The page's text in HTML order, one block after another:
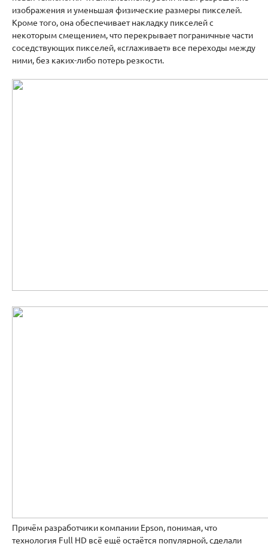
изображения и уменьшая физические размеры пикселей.
Кроме того, она обеспечивает накладку пикселей с
некоторым смещением, что перекрывает пограничные части
соседствующих пикселей, «сглаживает» все переходы между
ними, без каких-либо потерь резкости.
Причём разработчики компании Epson, понимая, что
технология Full HD всё ещё остаётся популярной, сделали